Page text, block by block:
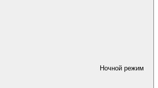
Ночной режим